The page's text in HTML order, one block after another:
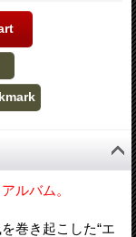
ルバム。
巻き起こした“エ